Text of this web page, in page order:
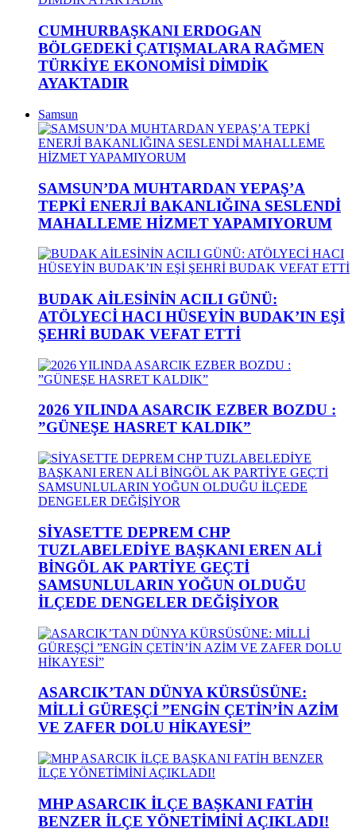
CUMHURBAŞKANI ERDOGAN
BÖLGEDEKİ ÇATIŞMALARA RAĞMEN
TÜRKİYE EKONOMİSİ DİMDİK
AYAKTADIR
Samsun
SAMSUN’DA MUHTARDAN YEPAŞ’A
TEPKİ ENERJİ BAKANLIĞINA SESLENDİ
MAHALLEME HİZMET YAPAMIYORUM
BUDAK AİLESİNİN ACILI GÜNÜ:
ATÖLYECİ HACI HÜSEYİN BUDAK’IN EŞİ
ŞEHRİ BUDAK VEFAT ETTİ
2026 YILINDA ASARCIK EZBER BOZDU :
”GÜNEŞE HASRET KALDIK”
SİYASETTE DEPREM CHP
TUZLABELEDİYE BAŞKANI EREN ALİ
BİNGÖL AK PARTİYE GEÇTİ
SAMSUNLULARIN YOĞUN OLDUĞU
İLÇEDE DENGELER DEĞİŞİYOR
ASARCIK’TAN DÜNYA KÜRSÜSÜNE:
MİLLİ GÜREŞÇİ ”ENGİN ÇETİN’İN AZİM
VE ZAFER DOLU HİKAYESİ”
MHP ASARCIK İLÇE BAŞKANI FATİH
BENZER İLÇE YÖNETİMİNİ AÇIKLADI!